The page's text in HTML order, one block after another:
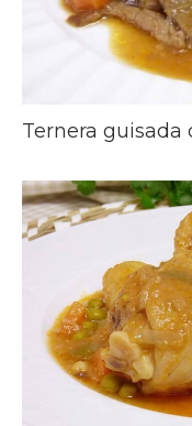
Ternera guisada